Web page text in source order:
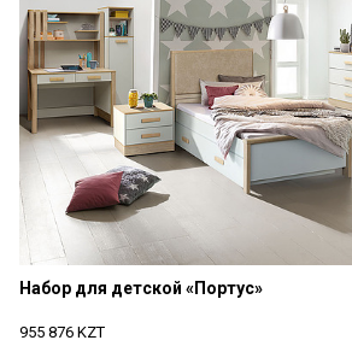
Набор для детской «Портус»
955 876 KZT